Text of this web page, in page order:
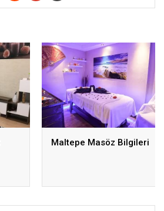
Maltepe Masöz Bilgileri